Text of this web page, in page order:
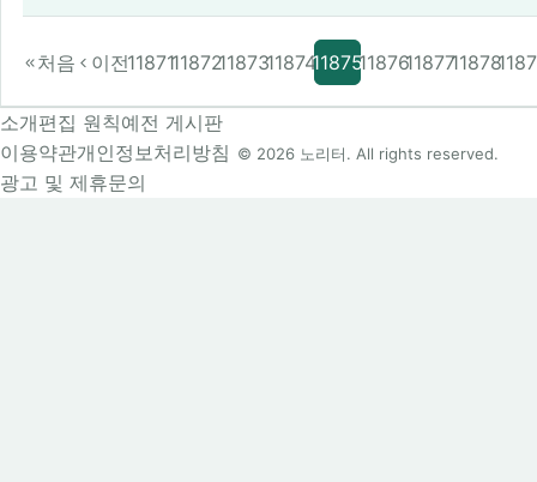
처음 이전1187111872118731187411875118761187711878
소개편집 원칙예전 게시판
이용약관개인정보처리방침
광고 및 제휴문의
© 2026 노리터. All rights reserved.